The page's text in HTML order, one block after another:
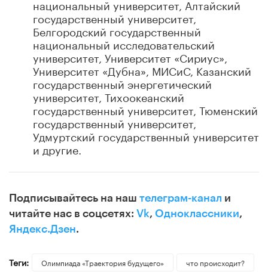
национальный университет, Алтайский
государственный университет,
Белгородский государственный
национальный исследовательский
университет, Университет «Сириус»,
Университет «Дубна», МИСиС, Казанский
государственный энергетический
университет, Тихоокеанский
государственный университет, Тюменский
государственный университет,
Удмуртский государственный университет
и другие.
Подписывайтесь на наш телеграм-канал и
читайте нас в соцсетях: Vk, Одноклассники,
Яндекс.Дзен.
Теги: Олимпиада «Траектория будущего» что происходит?